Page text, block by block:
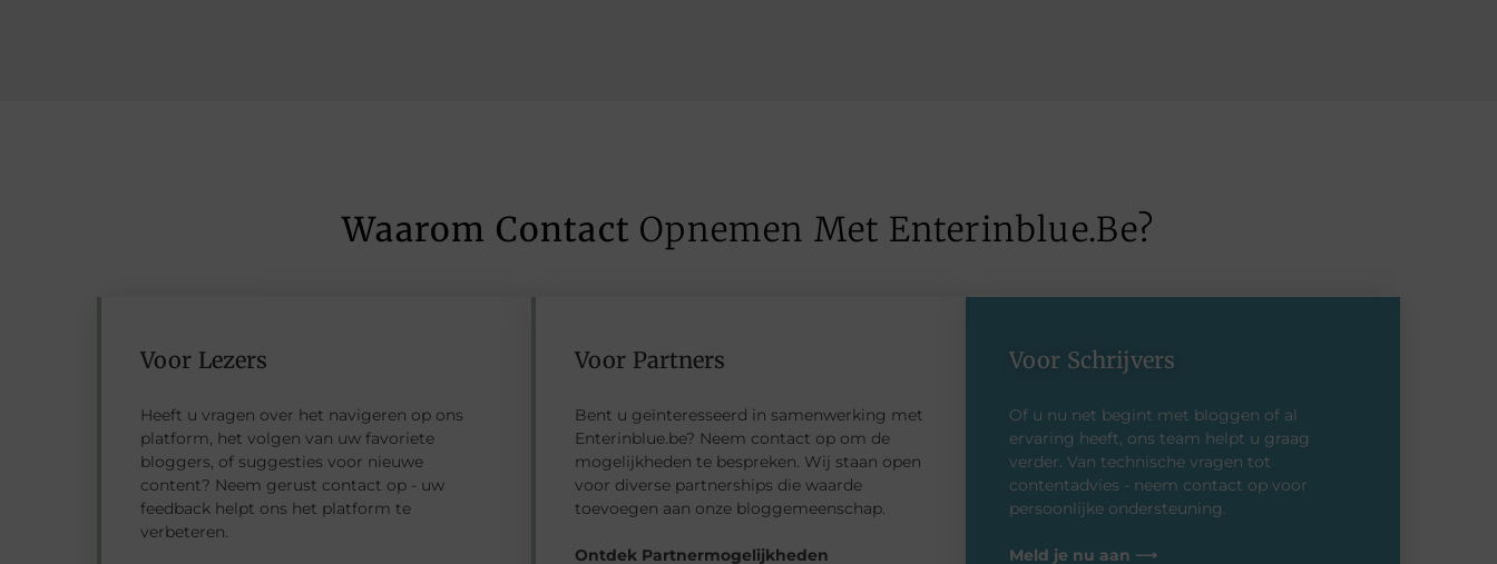
Waarom Contact Opnemen Met Enterinblue.be?
Voor Lezers
Heeft u vragen over het navigeren op ons
platform, het volgen van uw favoriete
bloggers, of suggesties voor nieuwe
content? Neem gerust contact op - uw
feedback helpt ons het platform te
verbeteren.
Voor Partners
Bent u geïnteresseerd in samenwerking met
Enterinblue.be? Neem contact op om de
mogelijkheden te bespreken. Wij staan open
voor diverse partnerships die waarde
toevoegen aan onze bloggemeenschap.
Ontdek Partnermogelijkheden
Voor Schrijvers
Of u nu net begint met bloggen of al
ervaring heeft, ons team helpt u graag
verder. Van technische vragen tot
contentadvies - neem contact op voor
persoonlijke ondersteuning.
Meld je nu aan ⟶